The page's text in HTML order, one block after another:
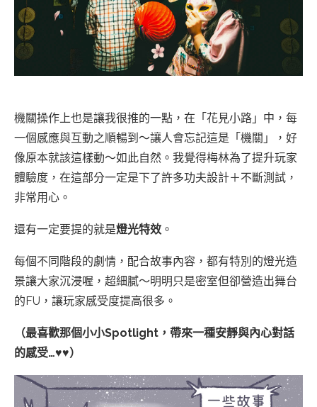
機關操作上也是讓我很推的一點，在「花見小路」中，每
一個感應與互動之順暢到～讓人會忘記這是「機關」，好
像原本就該這樣動～如此自然。我覺得梅林為了提升玩家
體驗度，在這部分一定是下了許多功夫設計＋不斷測試，
非常用心。
還有一定要提的就是燈光特效 。
每個不同階段的劇情，配合故事內容，都有特別的燈光造
景讓大家沉浸喔，超細膩～明明只是密室但卻營造出舞台
的FU，讓玩家感受度提高很多。
（最喜歡那個小小Spotlight，帶來一種安靜與內心對話
的感受…♥♥）